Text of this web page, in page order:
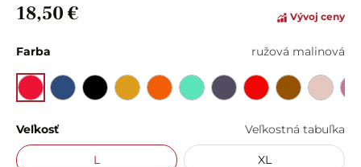
18,50 €
Vývoj ceny
Farba ružová malinová
Veľkosť Veľkostná tabuľka
L XL